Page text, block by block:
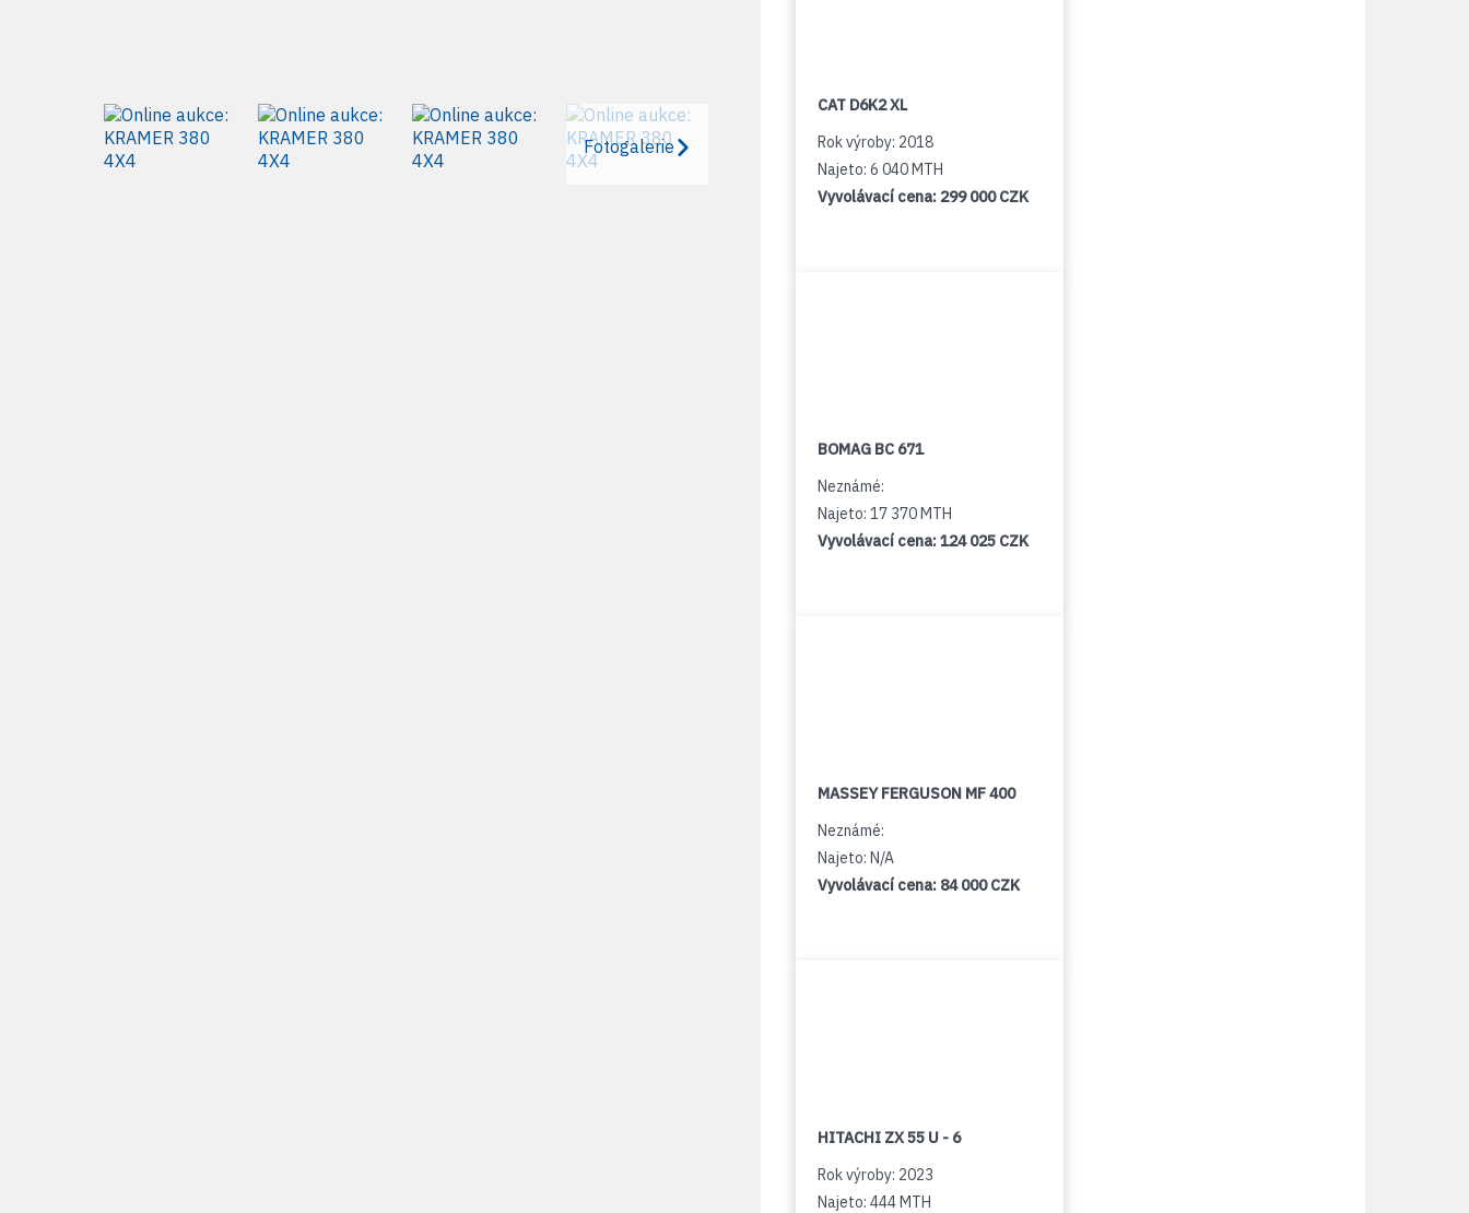
Fotogalerie
CAT D6K2 XL
Rok výroby: 2018
Najeto: 6 040 MTH
Vyvolávací cena: 299 000 CZK
BOMAG BC 671
Neznámé:
Najeto: 17 370 MTH
Vyvolávací cena:124 025 CZK
MASSEY FERGUSON MF 400
Neznámé:
Najeto: N/A
Vyvolávací cena: 84 000 CZK
HITACHI ZX 55 U - 6
Rok výroby: 2023
Najeto: 444 MTH